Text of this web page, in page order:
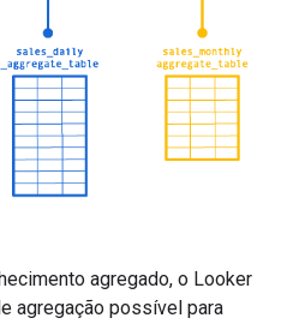
agregado, o Looker
agregação possível para